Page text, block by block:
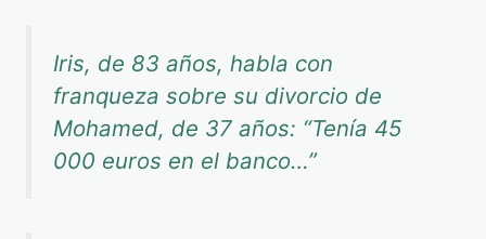
Iris, de 83 años, habla con
franqueza sobre su divorcio de
Mohamed, de 37 años: “Tenía 45
000 euros en el banco…”